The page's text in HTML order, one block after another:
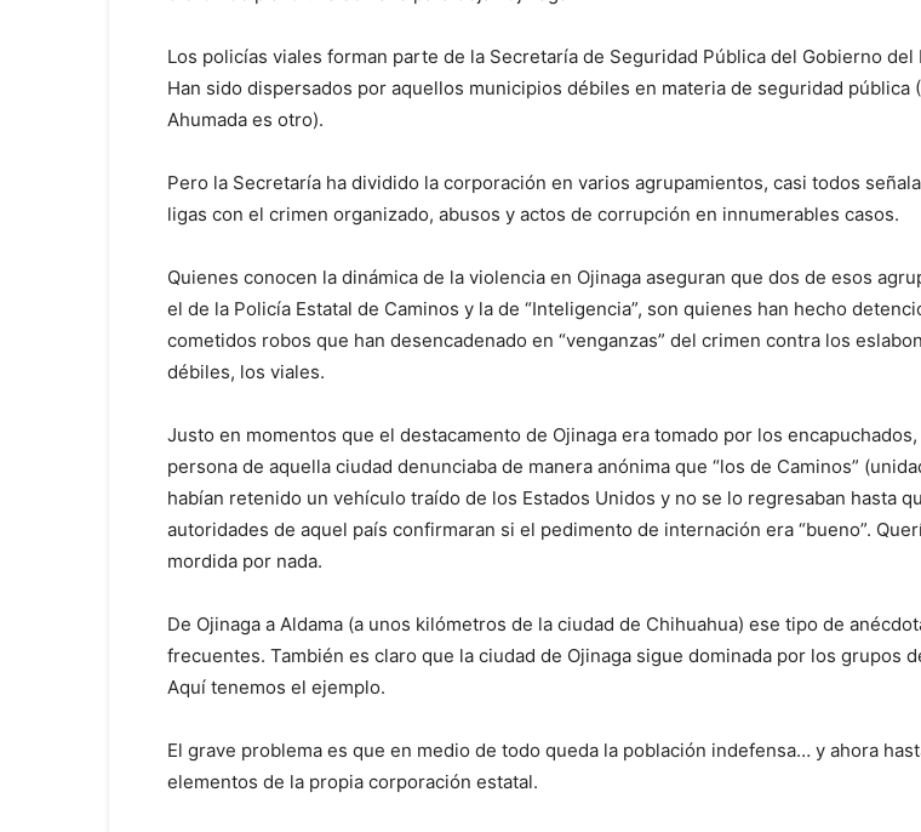
Los policías viales forman parte de la Secretaría de Seguridad Pública del Gobierno del
Han sido dispersados por aquellos municipios débiles en materia de seguridad pública
Ahumada es otro).
Pero la Secretaría ha dividido la corporación en varios agrupamientos, casi todos
ligas con el crimen organizado, abusos y actos de corrupción en innumerables casos.
Quienes conocen la dinámica de la violencia en Ojinaga aseguran que dos de esos
el de la Policía Estatal de Caminos y la de “Inteligencia”, son quienes han hecho
cometidos robos que han desencadenado en “venganzas” del crimen contra los
débiles, los viales.
Justo en momentos que el destacamento de Ojinaga era tomado por los encapuchados,
persona de aquella ciudad denunciaba de manera anónima que “los de Caminos”
habían retenido un vehículo traído de los Estados Unidos y no se lo regresaban hasta
autoridades de aquel país confirmaran si el pedimento de internación era “bueno”.
mordida por nada.
De Ojinaga a Aldama (a unos kilómetros de la ciudad de Chihuahua) ese tipo de
frecuentes. También es claro que la ciudad de Ojinaga sigue dominada por los grupos
Aquí tenemos el ejemplo.
El grave problema es que en medio de todo queda la población indefensa… y ahora
elementos de la propia corporación estatal.